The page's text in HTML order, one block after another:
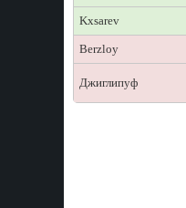
Kxsarev
Berzloy
Джиглипуф